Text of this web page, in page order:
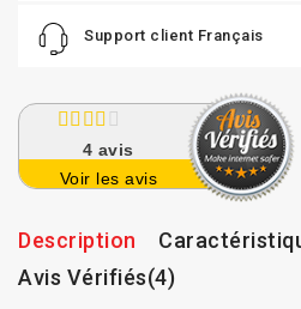
Support client Français
4 avis
Voir les avis
Description
Avis Vérifiés(4)